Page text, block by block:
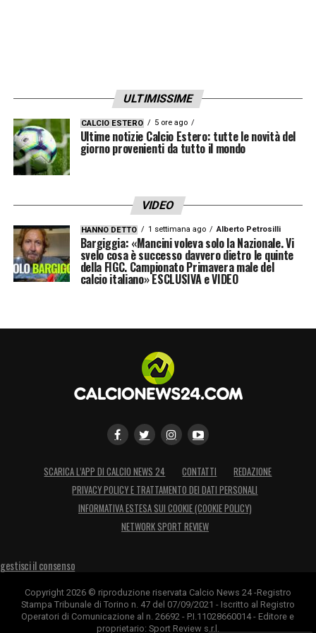
venuto qui per dare tutto me stesso»
LA PLAYLIST DELLE NOSTRE TOP NEWS
ULTIMISSIME
CALCIO ESTERO 5 ore ago
Ultime notizie Calcio Estero: tutte le novità del
giorno provenienti da tutto il mondo
VIDEO
HANNO DETTO 1 settimana ago Alberto Petrosilli
Bargiggia: «Mancini voleva solo la Nazionale. Vi
svelo cosa è successo davvero dietro le quinte
della FIGC. Campionato Primavera male del
calcio italiano» ESCLUSIVA e VIDEO
SCARICA L’APP DI CALCIO NEWS 24 CONTATTI
REDAZIONE
PRIVACY POLICY E TRATTAMENTO DEI DATI PERSONALI
INFORMATIVA ESTESA SUI COOKIE (COOKIE POLICY)
NETWORK SPORT REVIEW
gestisci il consenso
Copyright 2026 © riproduzione riservata Calcio News 24 -Registro
Stampa Tribunale di Torino n. 47 del 07/09/2021 - Iscritto al Registro
Operatori di Comunicazione al n. 26692 - P.I.11028660014 - Editore e
proprietario: Sport Review s.r.l.